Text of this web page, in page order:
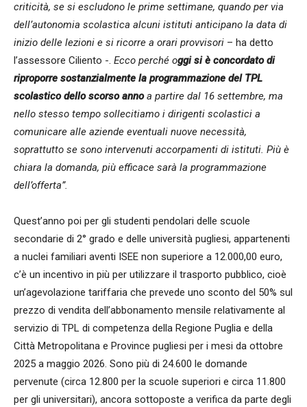
criticità, se si escludono le prime settimane, quando per via
dell’autonomia scolastica alcuni istituti anticipano la data di
inizio delle lezioni e si ricorre a orari provvisori – ha detto
l’assessore Ciliento -. Ecco perché oggi si è concordato di
riproporre sostanzialmente la programmazione del TPL
scolastico dello scorso annoa partire dal 16 settembre, ma
nello stesso tempo sollecitiamo i dirigenti scolastici a
comunicare alle aziende eventuali nuove necessità,
soprattutto se sono intervenuti accorpamenti di istituti. Più è
chiara la domanda, più efficace sarà la programmazione
dell’offerta”.
Quest’anno poi per gli studenti pendolari delle scuole
secondarie di 2° grado e delle università pugliesi, appartenenti
a nuclei familiari aventi ISEE non superiore a 12.000,00 euro,
c’è un incentivo in più per utilizzare il trasporto pubblico, cioè
un’agevolazione tariffaria che prevede uno sconto del 50% sul
prezzo di vendita dell’abbonamento mensile relativamente al
servizio di TPL di competenza della Regione Puglia e della
Città Metropolitana e Province pugliesi per i mesi da ottobre
2025 a maggio 2026. Sono più di 24.600 le domande
pervenute (circa 12.800 per la scuole superiori e circa 11.800
per gli universitari), ancora sottoposte a verifica da parte degli